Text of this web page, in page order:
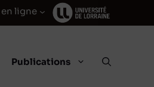
en ligne
Publications